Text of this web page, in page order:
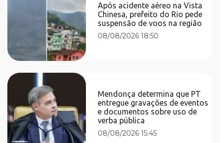
Após acidente aéreo na Vista
Chinesa, prefeito do Rio pede
suspensão de voos na região
08/08/2026 18:50
Mendonça determina que PT
entregue gravações de eventos
e documentos sobre uso de
verba pública
08/08/2026 15:45